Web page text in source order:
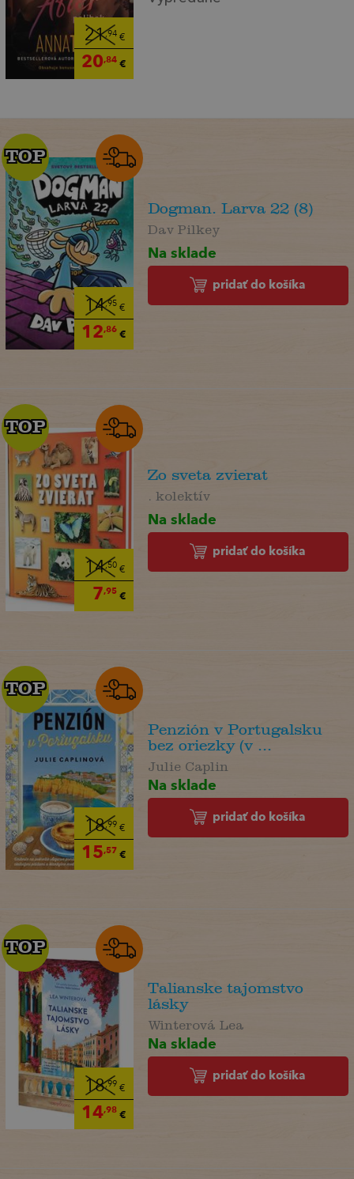
21,94€
20,84€
14,95€
12,86€
TOP
TOP
Dogman. Larva 22 (8)
Dav Pilkey
Na sklade
pridať do košíka
14,50€
7,95€
TOP
TOP
Zo sveta zvierat
. kolektív
Na sklade
pridať do košíka
18,99 €
15,57 €
TOP
TOP
Penzión v Portugalsku
bez oriezky (v ...
Julie Caplin
Na sklade
pridať do košíka
18,99 €
14,98€
TOP
TOP
Talianske tajomstvo
lásky
Winterová Lea
Na sklade
pridať do košíka